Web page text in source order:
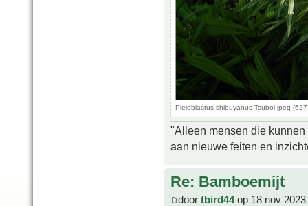
Pleioblastus shibuyanus Tsuboi.jpeg
"Alleen mensen die
aan nieuwe feiten en
Re: Bamboemijt
door tbird44op 18 nov 2023